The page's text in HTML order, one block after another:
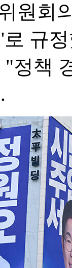
원회
규
정책